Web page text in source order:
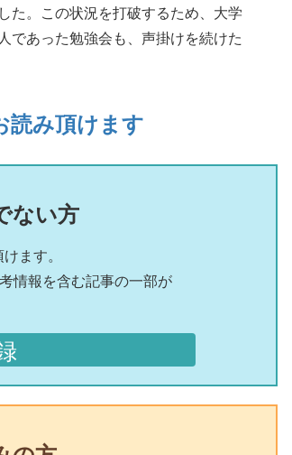
た。この状況を打破するため、大学
であった勉強会も、声掛けを続けた
読み頂けます
ない方
ます。
情報を含む記事の一部が